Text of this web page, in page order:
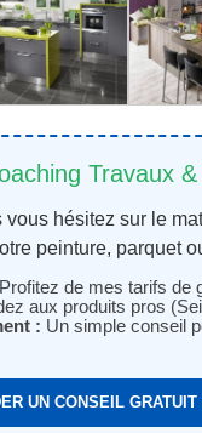
Travaux
hésitez sur le
peinture, parquet
Profitez de mes tarifs de
aux produits pros
: Un simple conseil
UN CONSEIL